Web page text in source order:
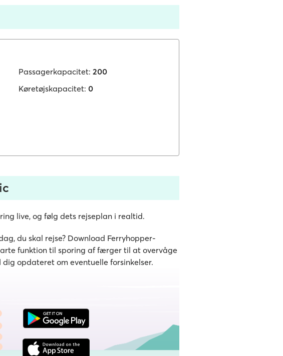
Passagerkapacitet: 200
Køretøjskapacitet: 0
live, og følg dets rejseplan i realtid.
du skal rejse? Download Ferryhopper-
funktion til sporing af færger til at overvåge
opdateret om eventuelle forsinkelser.